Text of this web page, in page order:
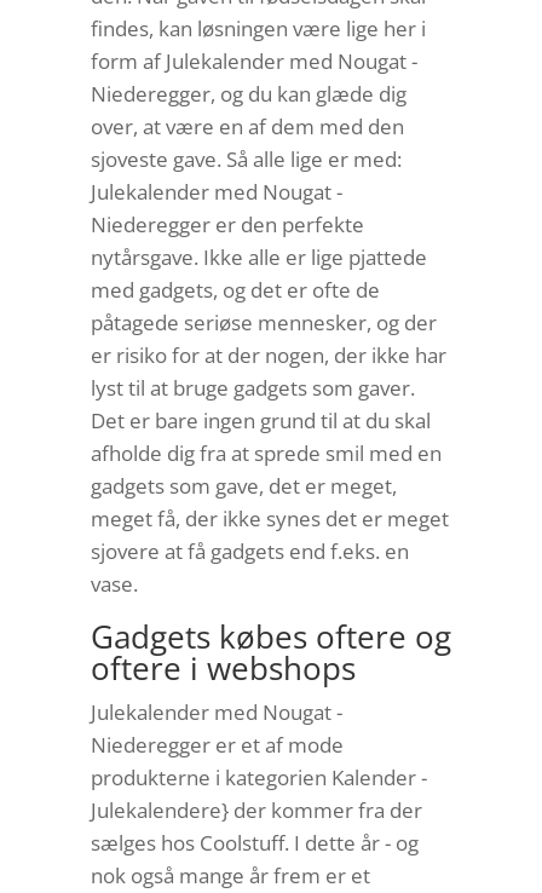
findes, kan løsningen være lige her i
form af Julekalender med Nougat -
Niederegger, og du kan glæde dig
over, at være en af dem med den
sjoveste gave. Så alle lige er med:
Julekalender med Nougat -
Niederegger er den perfekte
nytårsgave. Ikke alle er lige pjattede
med gadgets, og det er ofte de
påtagede seriøse mennesker, og der
er risiko for at der nogen, der ikke har
lyst til at bruge gadgets som gaver.
Det er bare ingen grund til at du skal
afholde dig fra at sprede smil med en
gadgets som gave, det er meget,
meget få, der ikke synes det er meget
sjovere at få gadgets end f.eks. en
vase.
Gadgets købes oftere og
oftere i webshops
Julekalender med Nougat -
Niederegger er et af mode
produkterne i kategorien Kalender -
Julekalendere} der kommer fra der
sælges hos Coolstuff. I dette år - og
nok også mange år frem er et